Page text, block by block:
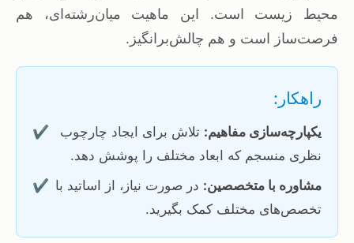
محیط زیست است. این ماهیت میان‌رشته‌ای، هم
فرصت‌ساز است و هم چالش‌برانگیز.
راهکار:
✔️ یکپارچه‌سازی مفاهیم: تلاش برای ایجاد چارچوب
نظری منسجم که ابعاد مختلف را پوشش دهد.
✔️
مشاوره با متخصصین: در صورت نیاز، از اساتید با
تخصص‌های مختلف کمک بگیرید.